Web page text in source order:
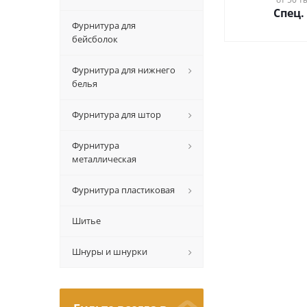
Фурнитура для
бейсболок
Фурнитура для нижнего
белья
Фурнитура для штор
Фурнитура
металлическая
Фурнитура пластиковая
Шитье
Шнуры и шнурки